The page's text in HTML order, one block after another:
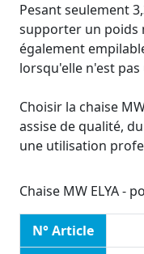
Pesant seulement
supporter un poids
également
lorsqu'elle n'est pas
Choisir la chaise
assise de qualité,
une utilisation
Chaise MW ELYA -
N° Article